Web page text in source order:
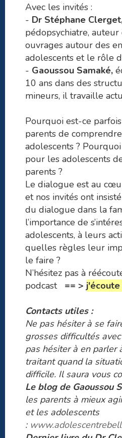
Avec les invités :
- Dr Stéphane
pédopsychiatre,
ouvrages autour des
adolescents et le rôle
- Gaoussou Samaké,
10 ans dans des
mineurs, il travaille
Pourquoi est-ce
parents de
adolescents ?
pour les adolescents
parents ?
Le dialogue est au
et nos invités ont
du dialogue dans la
l’importance de
adolescents, à leurs
quelles règles leur
le faire ?
N’hésitez pas à
podcast == > j'écoute
Contacts utiles :
Ne pas hésiter à se
grosses difficultés
pas hésiter à en parler
traitant quand la
difficile. Il saura vous
Le blog de Gaoussou
les parents à mieux
et les adolescents
: